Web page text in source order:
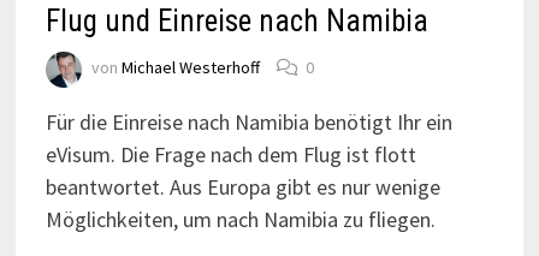
Flug und Einreise nach Namibia
von Michael Westerhoff 0
Für die Einreise nach Namibia benötigt Ihr ein
eVisum. Die Frage nach dem Flug ist flott
beantwortet. Aus Europa gibt es nur wenige
Möglichkeiten, um nach Namibia zu fliegen.